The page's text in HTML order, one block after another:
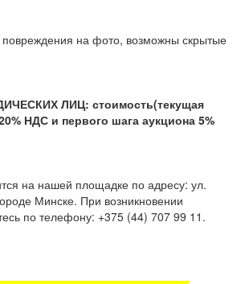
на фото, возможны скрытые
ЛИЦ: стоимость(текущая
НДС и первого шага аукциона 5%
на нашей площадке по адресу: ул.
Минске. При возникновении
по телефону: +375 (44) 707 99 11.